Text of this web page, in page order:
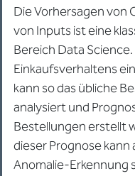
Die Vorhersagen von
von Inputs ist eine
Bereich Data
Einkaufsverhaltens
kann so das übliche
analysiert und
Bestellungen erstellt
dieser Prognose
Anomalie-